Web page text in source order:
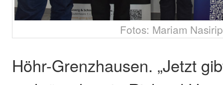
Fotos: Mariam
Höhr-Grenzhausen. „Jetzt